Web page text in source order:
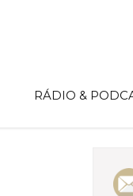
RÁDIO &